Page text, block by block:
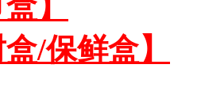
/保鲜盒】